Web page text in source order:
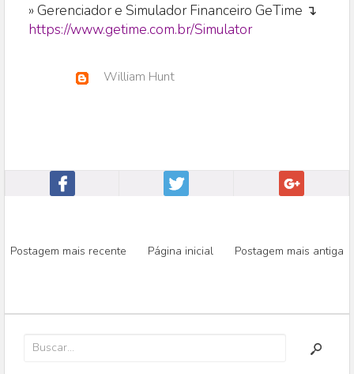
» Gerenciador e Simulador Financeiro GeTime ↴
https://www.getime.com.br/Simulator
William Hunt
Postagem mais recente Página inicial Postagem mais antiga